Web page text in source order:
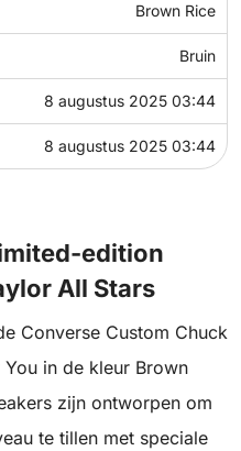
Brown Rice
Bruin
8 augustus 2025 03:44
8 augustus 2025 03:44
edition
All Stars
Converse Custom Chuck
in de kleur Brown
zijn ontworpen om
te tillen met speciale